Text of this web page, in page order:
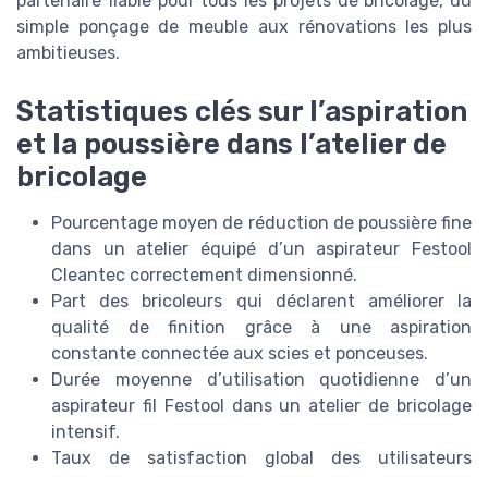
simple ponçage de meuble aux rénovations les plus
ambitieuses.
Statistiques clés sur l’aspiration
et la poussière dans l’atelier de
bricolage
Pourcentage moyen de réduction de poussière fine
dans un atelier équipé d’un aspirateur Festool
Cleantec correctement dimensionné.
Part des bricoleurs qui déclarent améliorer la
qualité de finition grâce à une aspiration
constante connectée aux scies et ponceuses.
Durée moyenne d’utilisation quotidienne d’un
aspirateur fil Festool dans un atelier de bricolage
intensif.
Taux de satisfaction global des utilisateurs